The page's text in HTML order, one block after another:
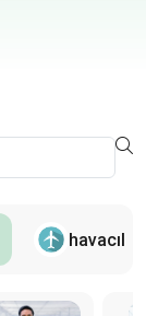
havacılık